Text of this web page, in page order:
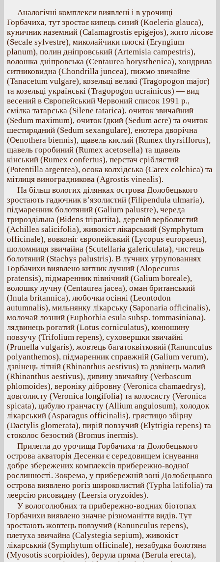
Аналогічні комплекси виявлені і в урочищі
Горбачиха, тут зростає кипець сизий (Koeleria glauca),
куничник наземний (Calamagrostis epigejos), жито лісове
(Secale sylvestre), миколайчики плоскі (Eryngium
planum), полин дніпровський (Artemisia campestris),
волошка дніпровська (Centaurea borysthenica), хондрила
ситниковидна (Chondrilla juncea), пижмо звичайне
(Tanacetum vulgare), козельці великі (Tragopogon major)
та козельці українські (Tragopogon ucrainicus) — вид
весений в Європейський Червоний список 1991 р.,
смілка татарська (Silene tatarica), очиток звичайний
(Sedum maximum), очиток їдкий (Sedum acre) та очиток
шестирядний (Sedum sexangulare), енотера дворічна
(Oenothera biennis), щавель кислий (Rumex thyrsiflorus),
щавель горобиний (Rumex acetosella) та щавель
кінський (Rumex confertus), перстач сріблястий
(Potentilla argentea), осока колхідська (Carex colchica) та
мітлиця виноградникова (Agrostis vinealis).
На більш вологих ділянках острова Долобецького
зростають гадючник в’язолистий (Filipendula ulmaria),
підмаренник болотяний (Galium palustre), череда
трироздільна (Bidens tripartita), деревій верболистий
(Achillea salicifolia), живокіст лікарський (Symphytum
officinale), вовконіг європейський (Lycopus europaeus),
шоломниця звичайна (Scutellaria galericulata), чистець
болотяний (Stachys palustris). В лучних угрупованнях
Горбачихи виявлено китник лучний (Alopecurus
pratensis), підмаренник північний (Galium boreale),
волошку лучну (Centaurea jacea), оман британський
(Inula britannica), любочки осінні (Leontodon
autumnalis), мильнянку лікарську (Saponaria officinalis),
молочай лозний (Euphorbia esula subsp. tommasiniana),
лядвинець рогатий (Lotus corniculatus), конюшину
повзучу (Trifolium repens), суховершки звичайні
(Prunella vulgaris), жовтець багатоквітковий (Ranunculus
polyanthemos), підмаренник справжній (Galium verum),
дзвінець літній (Rhinanthus aestivus) та дзвінець малий
(Rhinanthus aestivus), дивину звичайну (Verbascum
phlomoides), вероніку дібровну (Veronica chamaedrys),
довголисту (Veronica longifolia) та колосисту (Veronica
spicata), цибулю гранчасту (Allium angulosum), холодок
лікарський (Asparagus officinalis), грястицю збірну
(Dactylis glomerata), пирій повзучий (Elytrigia repens) та
стоколос безостий (Bromus inermis).
Прилегла до урочища Горбачиха та Долобецького
острова акваторія Десенки є середовищем існування
добре збережених комплексів прибережно-водної
рослинності. Зокрема, у прибережній зоні Долобецького
острова виявлено рогіз широколистий (Typha latifolia) та
леерсію рисовидну (Leersia oryzoides).
У вологолюбних та прибережно-водних біотопах
Горбачихи виявлено значне різноманіття видів. Тут
зростають жовтець повзучий (Ranunculus repens),
плетуха звичайна (Calystegia sepium), живокіст
лікарський (Symphytum officinale), незабудка болотяна
(Myosotis scorpioides), берула пряма (Berula erecta),